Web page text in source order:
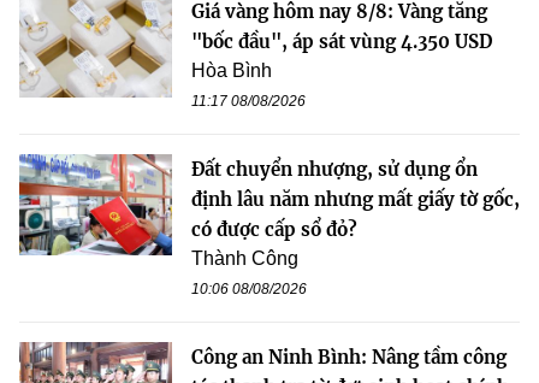
Giá vàng hôm nay 8/8: Vàng tăng
"bốc đầu", áp sát vùng 4.350 USD
Hòa Bình
11:17 08/08/2026
Đất chuyển nhượng, sử dụng ổn
định lâu năm nhưng mất giấy tờ gốc,
có được cấp sổ đỏ?
Thành Công
10:06 08/08/2026
Công an Ninh Bình: Nâng tầm công